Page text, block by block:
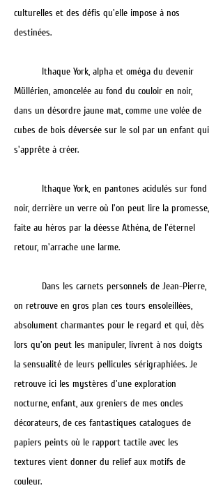
culturelles et des défis qu'elle impose à nos
destinées.
Ithaque York, alpha et oméga du devenir
Müllérien, amoncelée au fond du couloir en noir,
dans un désordre jaune mat, comme une volée de
cubes de bois déversée sur le sol par un enfant qui
s'apprête à créer.
Ithaque York, en pantones acidulés sur fond
noir, derrière un verre où l'on peut lire la promesse,
faite au héros par la déesse Athéna, de l'éternel
retour, m'arrache une larme.
Dans les carnets personnels de Jean-Pierre,
on retrouve en gros plan ces tours ensoleillées,
absolument charmantes pour le regard et qui, dès
lors qu'on peut les manipuler, livrent à nos doigts
la sensualité de leurs pellicules sérigraphiées. Je
retrouve ici les mystères d'une exploration
nocturne, enfant, aux greniers de mes oncles
décorateurs, de ces fantastiques catalogues de
papiers peints où le rapport tactile avec les
textures vient donner du relief aux motifs de
couleur.